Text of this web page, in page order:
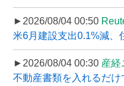
►2026/08/04 00:50
米6月建設支出0.1%減、
►2026/08/04 00:30 産経
不動産書類を入れるだ